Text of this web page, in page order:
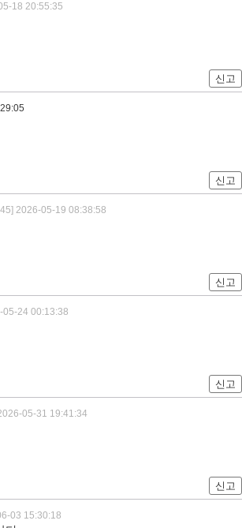
18 20:55:35
신고
신고
2026-05-19 08:38:58
신고
05-24 00:13:38
신고
05-31 19:41:34
신고
03 15:30:18